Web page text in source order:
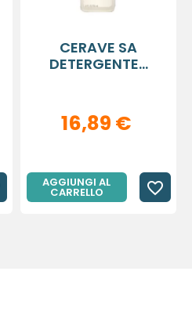
CERAVE SA
DETERGENTE...
16,89 €
AGGIUNGI AL
CARRELLO favorite_border